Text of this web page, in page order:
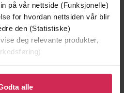
på vår nettside (Funksjonelle)
for hvordan nettsiden vår blir
den (Statistiske)
deg relevante produkter,
å gi oss ditt samtykke til å
formålene. Du kan også
alle
Annikki Øvergård